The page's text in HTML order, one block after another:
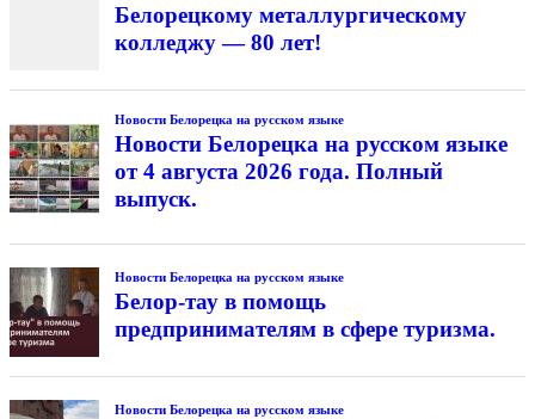
Белорецкому металлургическому
колледжу — 80 лет!
Новости Белорецка на русском языке
Новости Белорецка на русском языке
от 4 августа 2026 года. Полный
выпуск.
Новости Белорецка на русском языке
Белор-тау в помощь
предпринимателям в сфере туризма.
Новости Белорецка на русском языке